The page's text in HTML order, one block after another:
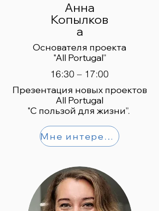
Анна
Копылков
а
Основателя проекта
"All Portugal”
16:30 – 17:00
Презентация новых проектов
All Portugal
"С пользой для жизни”.
Мне интересно